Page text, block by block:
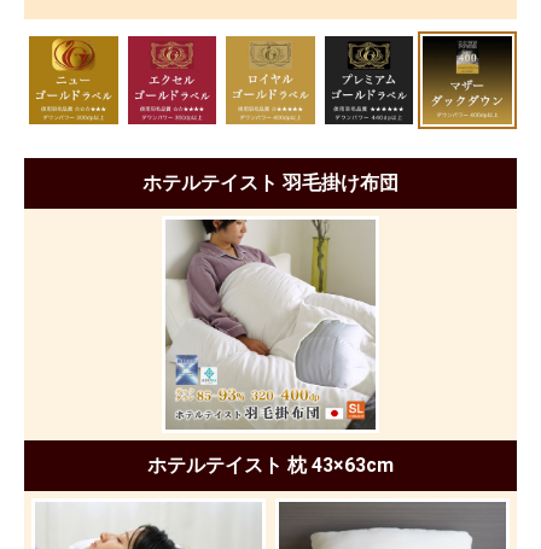
ホテルテイスト 羽毛掛け布団
ホテルテイスト 枕 43×63cm